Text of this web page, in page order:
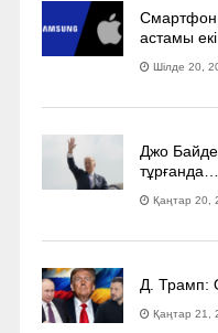
Смартфон
астамы
Шілде 20,
Джо
тұрғанда…
Қаңтар 20,
Д. Трамп:
Қаңтар 21,